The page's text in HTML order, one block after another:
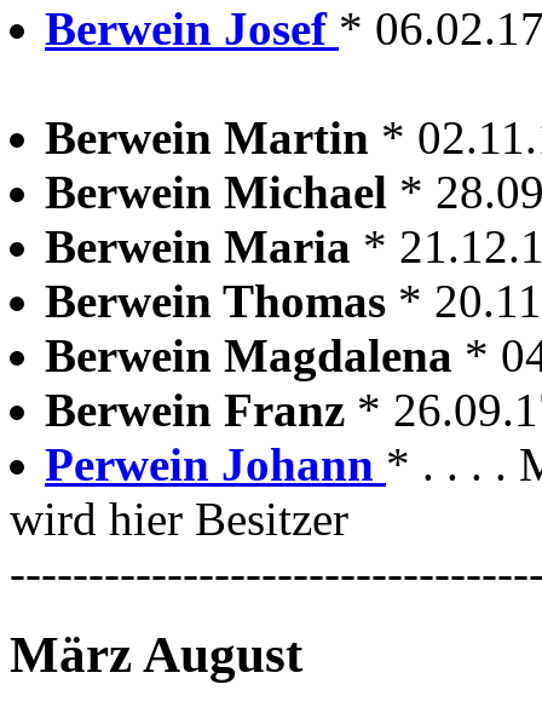
Berwein Josef *
Berwein Martin *
Berwein Michael *
Berwein Maria *
Berwein Thomas *
Berwein Magdalena *
Berwein Franz *
Perwein Johann * . . . .
wird hier Besitzer
März August